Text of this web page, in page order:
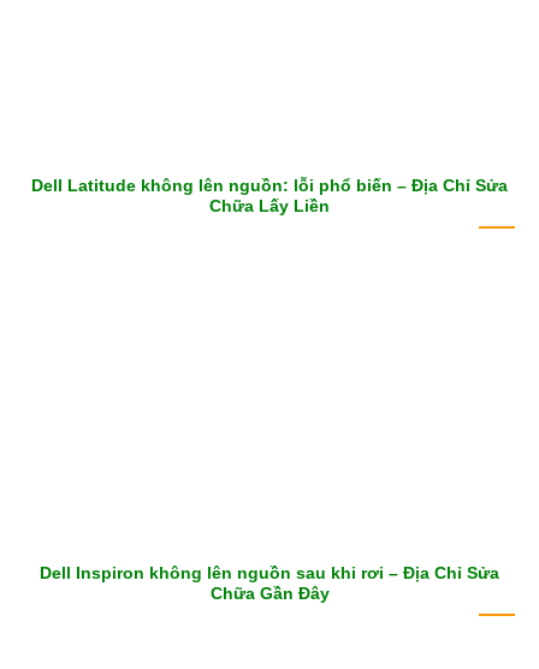
Dell Latitude không lên nguồn: lỗi phổ biến – Địa Chỉ Sửa
Chữa Lấy Liền
Dell Inspiron không lên nguồn sau khi rơi – Địa Chỉ Sửa
Chữa Gần Đây